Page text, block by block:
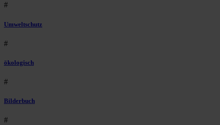
#
Umweltschutz
#
ökologisch
#
Bilderbuch
#